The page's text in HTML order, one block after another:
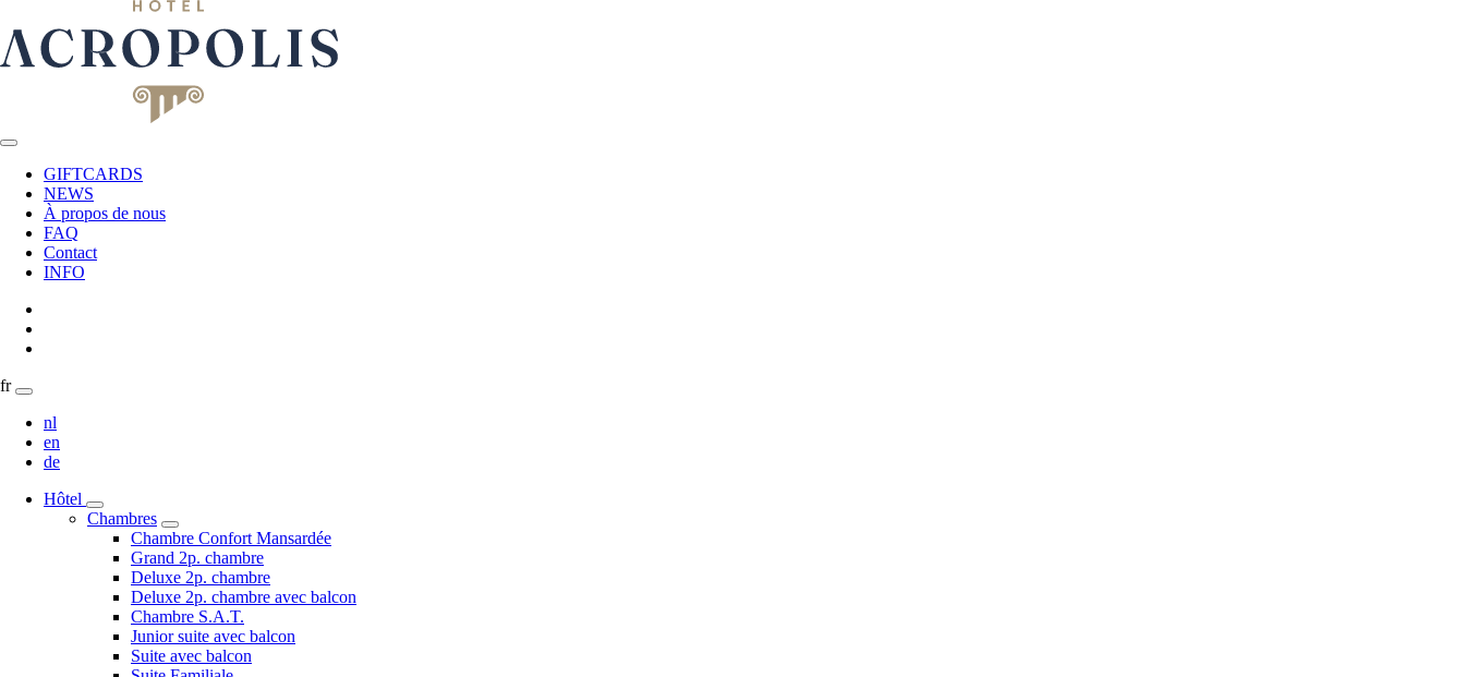
GIFTCARDS
NEWS
À propos de nous
FAQ
Contact
INFO
fr
nl
en
de
Hôtel
Chambres
Chambre Confort Mansardée
Grand 2p. chambre
Deluxe 2p. chambre
Deluxe 2p. chambre avec balcon
Chambre S.A.T.
Junior suite avec balcon
Suite avec balcon